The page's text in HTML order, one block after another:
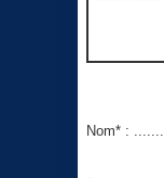
Nom* :